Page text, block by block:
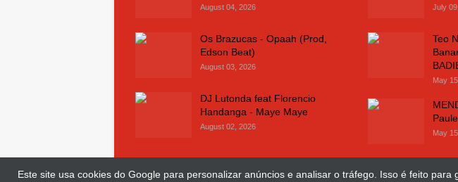
Este site usa cookies do Google para personalizar anúncios e analisar o tráfego. Isso é feito
August 04, 2026
Os Brazucas - Opaah (Prod,
Edson Beat)
August 03, 2026
DJ Lutonda feat Florencio
Handanga - Maye Maye
August 02, 2026
July
Teo
May
May